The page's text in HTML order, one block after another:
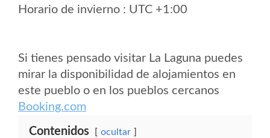
Horario de invierno : UTC +1:00
Si tienes pensado visitar La Laguna puedes
mirar la disponibilidad de alojamientos en
este pueblo o en los pueblos cercanos
Booking.com
Contenidos ocultar